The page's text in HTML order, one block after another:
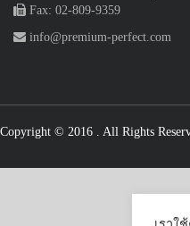
Fax: 02-809-9359
info@premium-perfect.com
Copyright © 2016 . All Rights